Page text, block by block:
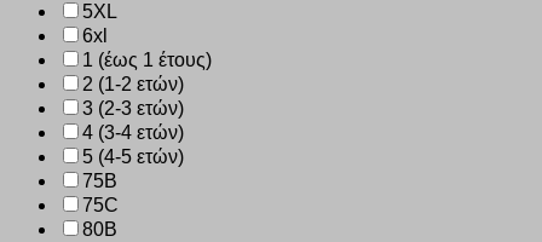
5XL
6xl
1 (έως 1 έτους)
2 (1-2 ετών)
3 (2-3 ετών)
4 (3-4 ετών)
5 (4-5 ετών)
75B
75C
80B